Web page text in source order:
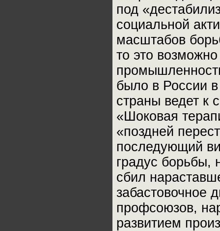
под
социальной
масштабов
то это
было в России
страны ведет к
«Шоковая
«поздней
последующий
градус борьбы,
сбил
забастовочное
профсоюзов,
развитием